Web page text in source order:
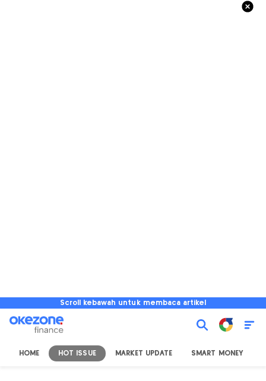
Scroll kebawah untuk membaca artikel
HOME HOT ISSUE MARKET UPDATE SMART MONEY